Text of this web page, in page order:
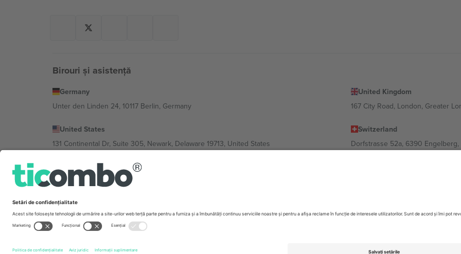
Birouri și asistență
Germany
Unter den Linden 24, 10117 Berlin, Germany
United Kingdom
167 City Road, London, Greater
United States
131 Continental Dr, Suite 305, Newark, Delaware 19713, United States
Switzerland
Dorfstrasse 52a, 6390
Bulgaria
Regus Sofia City West, bul Totleben 53-55, 1606 Sofia, Bulgaria
Mexico
Av Chapultepec 360, Roma Norte, Cuauhtémoc, 06700 Ciudad de México, CDMX, Mexico
ImprimășiTermeni.© 2026 Ticombo. Toate drepturile rezervate.